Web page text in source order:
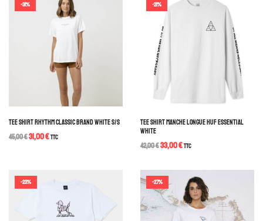
-31%
TEE SHIRT RHYTHM CLASSIC BRAND WHITE S/S
45,00€31,00€TTC
-21%
TEE SHIRT MANCHE LONGUE HUF ESSENTIAL
WHITE
42,00€33,00€TTC
-23% -27%